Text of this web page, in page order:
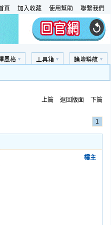
頁 加入收藏 使用幫助 聯繫我們
論壇導航
工具箱
風格
上篇 返回版面 下篇
1
樓主